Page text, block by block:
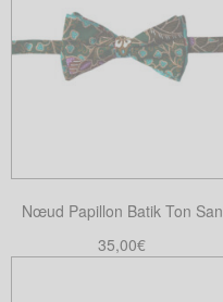
Nœud Papillon Batik Ton San
35,00€